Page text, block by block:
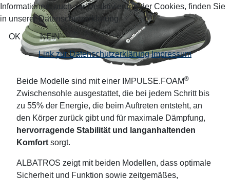
Beide Modelle sind mit einer IMPULSE.FOAM®
Zwischensohle ausgestattet, die bei jedem Schritt bis
zu 55% der Energie, die beim Auftreten entsteht, an
den Körper zurück gibt und für maximale Dämpfung,
hervorragende Stabilität und langanhaltenden
Komfort sorgt.
ALBATROS zeigt mit beiden Modellen, dass optimale
Sicherheit und Funktion sowie zeitgemäßes,
Informationen, auch zur Deaktivierung der Cookies, finden Sie
in unserer Datenschutzerklärung.
OK NEIN
Link zur Datenschutzerklärung Impressum